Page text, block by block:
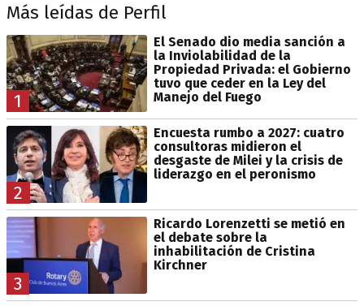
Más leídas de Perfil
1
El Senado dio media sanción a
la Inviolabilidad de la
Propiedad Privada: el Gobierno
tuvo que ceder en la Ley del
Manejo del Fuego
2
Encuesta rumbo a 2027: cuatro
consultoras midieron el
desgaste de Milei y la crisis de
liderazgo en el peronismo
3
Ricardo Lorenzetti se metió en
el debate sobre la
inhabilitación de Cristina
Kirchner